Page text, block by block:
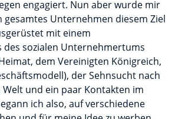
engagiert. Nun aber wurde mir
gesamtes Unternehmen diesem Ziel
mit einem
sozialen Unternehmertums
dem Vereinigten Königreich,
der Sehnsucht nach
und ein paar Kontakten im
ich also, auf verschiedene